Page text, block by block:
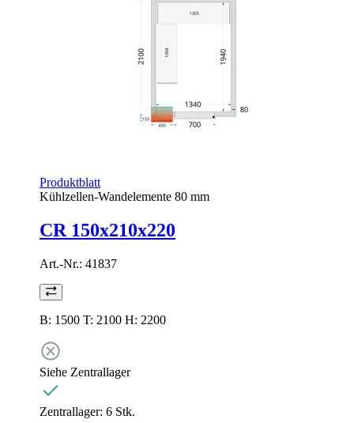
Produktblatt
Kühlzellen-Wandelemente 80 mm
CR 150x210x220
Art.-Nr.: 41837
B: 1500 T: 2100 H: 2200
Siehe Zentrallager
Zentrallager: 6 Stk.